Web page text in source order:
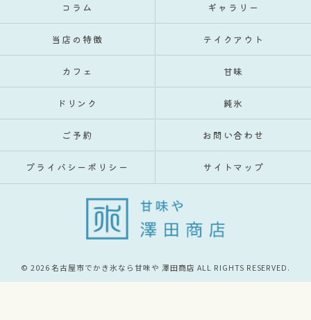
コラム ギャラリー
当店の特徴 テイクアウト
カフェ 甘味
ドリンク 純氷
ご予約 お問い合わせ
プライバシーポリシー サイトマップ
© 2026 名古屋市でかき氷なら甘味や 澤田商店 ALL RIGHTS RESERVED.